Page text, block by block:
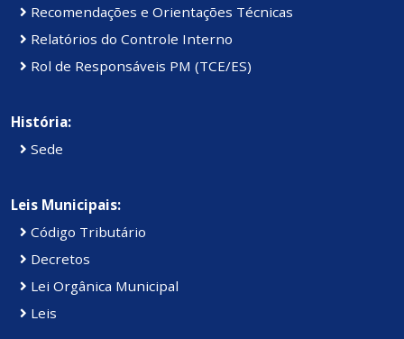
Recomendações e Orientações Técnicas
Relatórios do Controle Interno
Rol de Responsáveis PM (TCE/ES)
História:
Sede
Leis Municipais:
Código Tributário
Decretos
Lei Orgânica Municipal
Leis